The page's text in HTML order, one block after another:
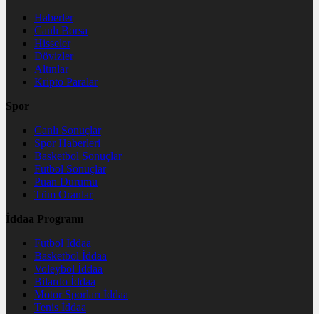
Haberler
Canlı Borsa
Hisseler
Dövizler
Altınlar
Kripto Paralar
Spor
Canlı Sonuçlar
Spor Haberleri
Basketbol Sonuçlar
Futbol Sonuçlar
Puan Durumu
Tüm Oranlar
İddaa Programı
Futbol İddaa
Basketbol İddaa
Voleybol İddaa
Bilardo İddaa
Motor Sporları İddaa
Tenis İddaa